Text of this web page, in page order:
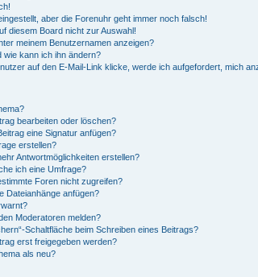
aber die Forenuhr geht immer noch falsch!
diesem Board nicht zur Auswahl!
meinem Benutzernamen anzeigen?
wie kann ich ihn ändern?
auf den E-Mail-Link klicke, werde ich aufgefordert, mich
bearbeiten oder löschen?
eine Signatur anfügen?
erstellen?
Antwortmöglichkeiten erstellen?
ich eine Umfrage?
Foren nicht zugreifen?
Dateianhänge anfügen?
Moderatoren melden?
Schaltfläche beim Schreiben eines Beitrags?
erst freigegeben werden?
als neu?